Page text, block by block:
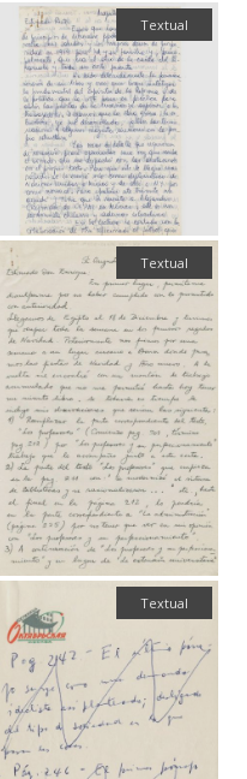
Textual
Textual
Textual